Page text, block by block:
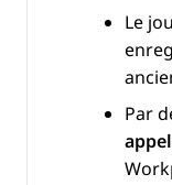
Le
Par